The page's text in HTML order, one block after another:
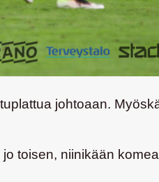
johtoaan.
toisen, niinikään